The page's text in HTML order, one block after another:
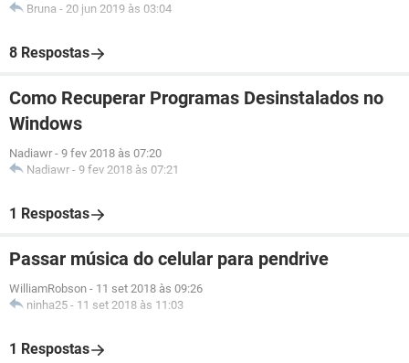
Bruna - 20 jun 2019 às 03:04
8 Respostas
Como Recuperar Programas Desinstalados no
Windows
Nadiawr - 9 fev 2018 às 07:20
Nadiawr - 9 fev 2018 às 07:21
1 Respostas
Passar música do celular para pendrive
WilliamRobson - 11 set 2018 às 09:26
ninha25 - 11 set 2018 às 11:03
1 Respostas